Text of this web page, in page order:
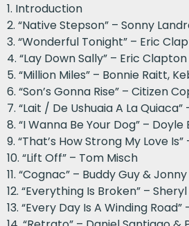
1. Introduction
2. “Native Stepson” – Sonny
3. “Wonderful Tonight” – Eric
4. “Lay Down Sally” – Eric
5. “Million Miles” – Bonnie Raitt,
6. “Son’s Gonna Rise” – Citizen
7. “Lait / De Ushuaia A La
8. “I Wanna Be Your Dog” –
9. “That’s How Strong My Love
10. “Lift Off” – Tom Misch
11. “Cognac” – Buddy Guy &
12. “Everything Is Broken” –
13. “Every Day Is A Winding